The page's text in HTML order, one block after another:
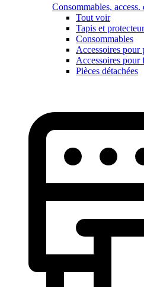
Consommables, access.
Tout voir
Tapis et
Consommables
Accessoires pour
Accessoires pour
Pièces détachées